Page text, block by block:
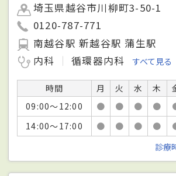
埼玉県越谷市川柳町3-50-1
0120-787-771
南越谷駅 新越谷駅 蒲生駅
内科
循環器内科 すべて見る
時間 月 火 水 木
09:00～12:00
● ● ● ●
14:00～17:00
● ● ● ●
診療